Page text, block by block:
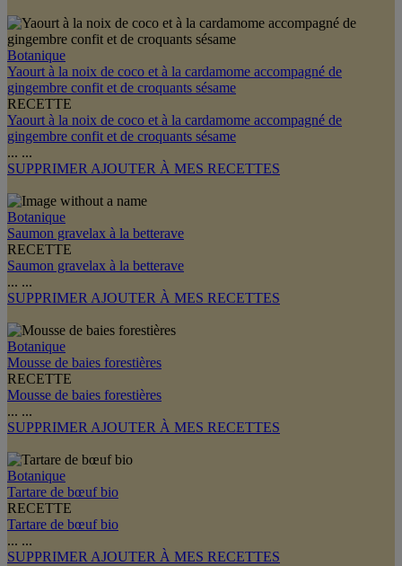
Botanique
Yaourt à la noix de coco et à la cardamome accompagné de
gingembre confit et de croquants sésame
RECETTE
Yaourt à la noix de coco et à la cardamome accompagné de
gingembre confit et de croquants sésame
... ...
SUPPRIMER AJOUTER À MES RECETTES
Botanique
Saumon gravelax à la betterave
RECETTE
Saumon gravelax à la betterave
... ...
SUPPRIMER AJOUTER À MES RECETTES
Botanique
Mousse de baies forestières
RECETTE
Mousse de baies forestières
... ...
SUPPRIMER AJOUTER À MES RECETTES
Botanique
Tartare de bœuf bio
RECETTE
Tartare de bœuf bio
... ...
SUPPRIMER AJOUTER À MES RECETTES